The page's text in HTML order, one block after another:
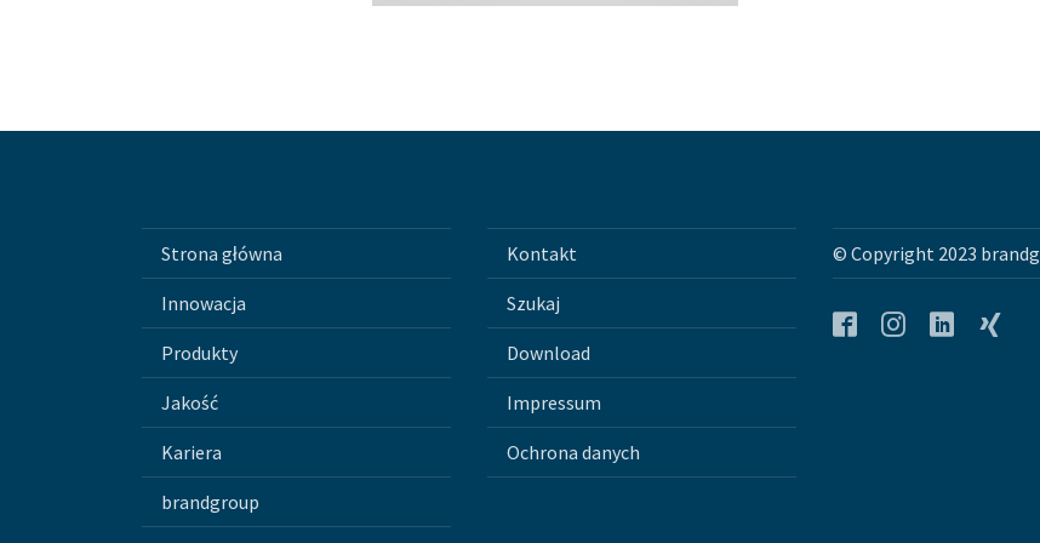
Strona główna
Innowacja
Produkty
Jakość
Kariera
brandgroup
Kontakt
Szukaj
Download
Impressum
Ochrona danych
© Copyright 2023